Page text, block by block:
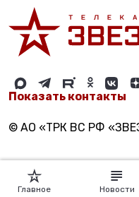
Показать контакты
© АО «ТРК ВС РФ
Главное Новости